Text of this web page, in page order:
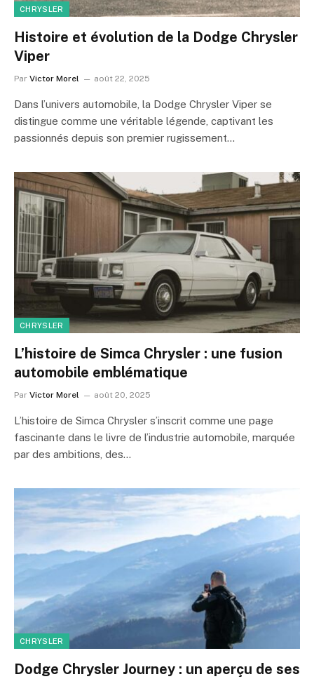
CHRYSLER
Histoire et évolution de la Dodge Chrysler
Viper
Par Victor Morel août 22, 2025
Dans l’univers automobile, la Dodge Chrysler Viper se
distingue comme une véritable légende, captivant les
passionnés depuis son premier rugissement…
CHRYSLER
L’histoire de Simca Chrysler : une fusion
automobile emblématique
Par Victor Morel août 20, 2025
L’histoire de Simca Chrysler s’inscrit comme une page
fascinante dans le livre de l’industrie automobile, marquée
par des ambitions, des…
CHRYSLER
Dodge Chrysler Journey : un aperçu de ses